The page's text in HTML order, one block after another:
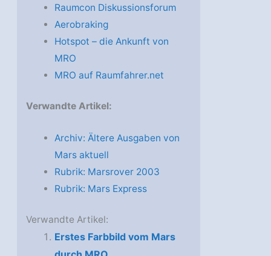
Raumcon Diskussionsforum
Aerobraking
Hotspot – die Ankunft von
MRO
MRO auf Raumfahrer.net
Verwandte Artikel:
Archiv: Ältere Ausgaben von
Mars aktuell
Rubrik: Marsrover 2003
Rubrik: Mars Express
Verwandte Artikel:
Erstes Farbbild vom Mars